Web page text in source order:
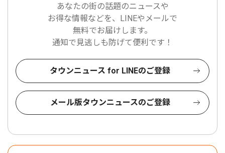
あなたの街の話題のニュースや
お得な情報などを、LINEやメールで
無料でお届けします。
通知で見逃しも防げて便利です！
タウンニュース for LINEのご登録
メール版タウンニュースのご登録